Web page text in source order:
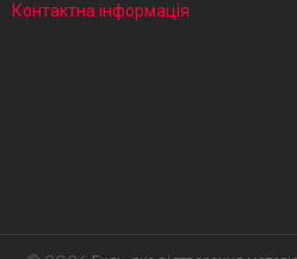
Контактна інформація